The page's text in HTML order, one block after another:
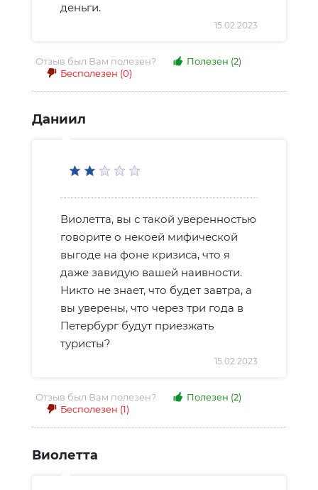
деньги.
15.02.2023
Отзыв был Вам полезен? Полезен (2)
Бесполезен (0)
Даниил
Виолетта, вы с такой уверенностью
говорите о некоей мифической
выгоде на фоне кризиса, что я
даже завидую вашей наивности.
Никто не знает, что будет завтра, а
вы уверены, что через три года в
Петербург будут приезжать
туристы?
15.02.2023
Отзыв был Вам полезен? Полезен (2)
Бесполезен (1)
Виолетта